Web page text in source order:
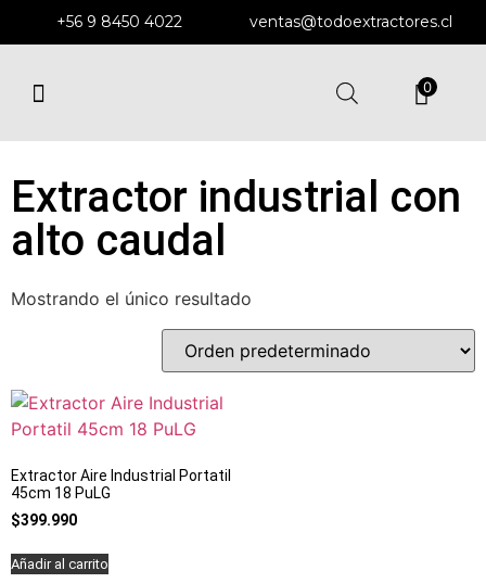
+56 9 8450 4022 ventas@todoextractores.cl
0
Extractor industrial con
alto caudal
Mostrando el único resultado
Extractor Aire Industrial Portatil
45cm 18 PuLG
$399.990
Añadir al carrito